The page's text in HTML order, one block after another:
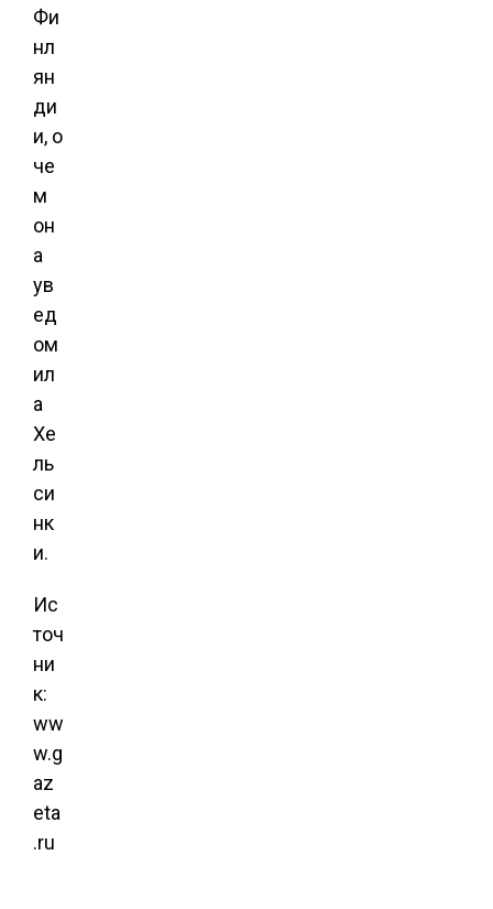
Фи
нл
ян
ди
и, о
че
м
он
а
ув
ед
ом
ил
а
Хе
ль
си
нк
и.
Ис
точ
ни
к:
ww
w.g
az
eta
.ru